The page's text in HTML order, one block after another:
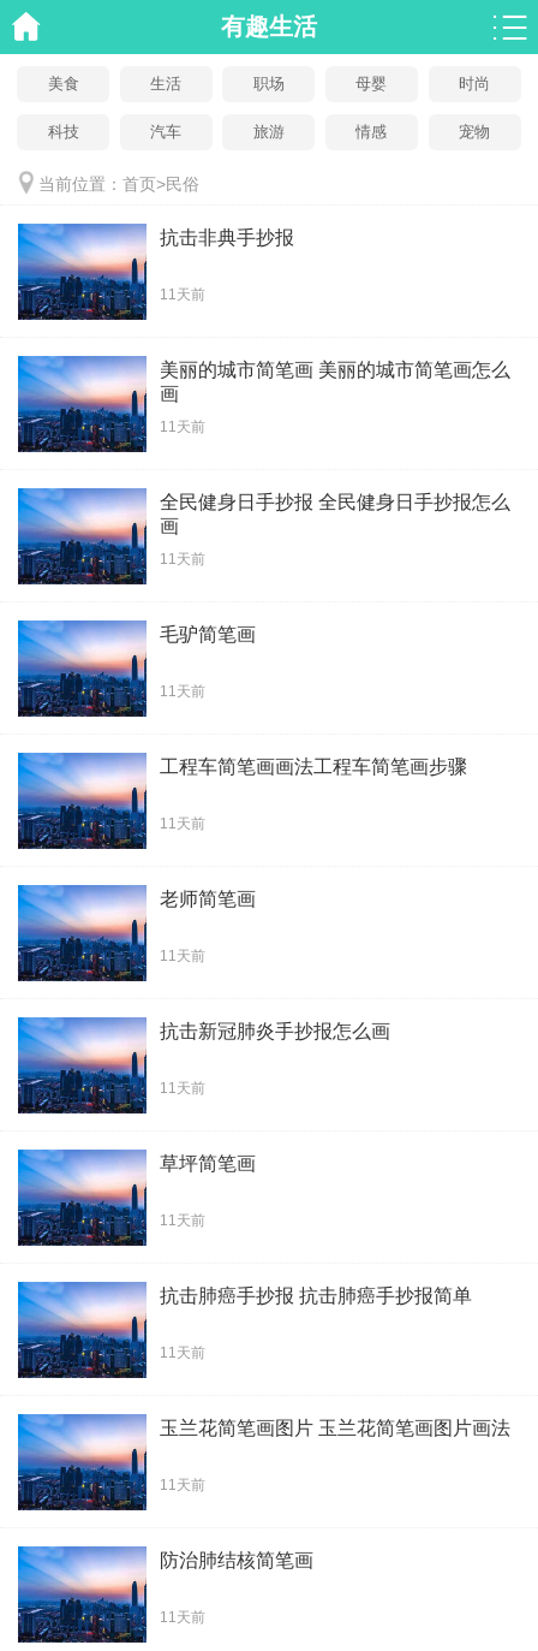
有趣生活
美食 生活 职场 母婴 时尚
科技 汽车 旅游 情感 宠物
当前位置： 首页>民俗
抗击非典手抄报
11天前
美丽的城市简笔画 美丽的城市简笔画怎么
画
11天前
全民健身日手抄报 全民健身日手抄报怎么
画
11天前
毛驴简笔画
11天前
工程车简笔画画法工程车简笔画步骤
11天前
老师简笔画
11天前
抗击新冠肺炎手抄报怎么画
11天前
草坪简笔画
11天前
抗击肺癌手抄报 抗击肺癌手抄报简单
11天前
玉兰花简笔画图片 玉兰花简笔画图片画法
11天前
防治肺结核简笔画
11天前